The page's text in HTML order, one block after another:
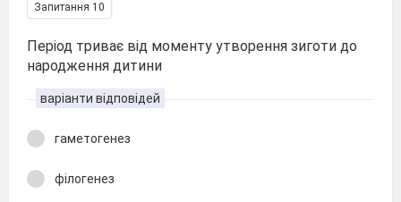
Запитання 10
Період триває від моменту утворення зиготи до
народження дитини
варіанти відповідей
гаметогенез
філогенез